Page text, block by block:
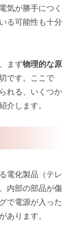
気が勝手につく
る可能性も十分
まず物理的な原
です。ここで
れる、いくつか
介します。
電化製品（テレ
内部の部品が傷
で電源が入った
あります。